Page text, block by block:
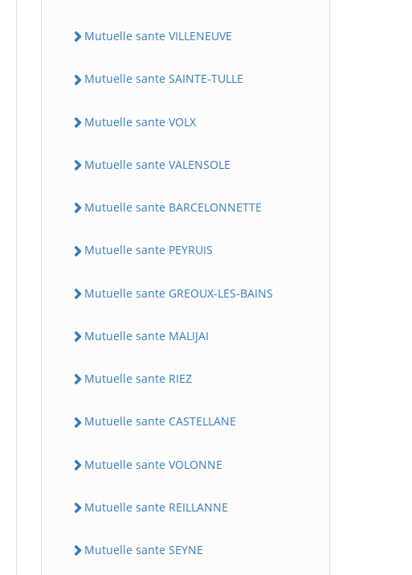
Mutuelle sante VILLENEUVE
Mutuelle sante SAINTE-TULLE
Mutuelle sante VOLX
Mutuelle sante VALENSOLE
Mutuelle sante BARCELONNETTE
Mutuelle sante PEYRUIS
Mutuelle sante GREOUX-LES-BAINS
Mutuelle sante MALIJAI
Mutuelle sante RIEZ
Mutuelle sante CASTELLANE
Mutuelle sante VOLONNE
Mutuelle sante REILLANNE
Mutuelle sante SEYNE